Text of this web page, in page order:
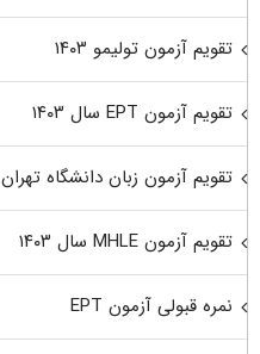
تقویم آزمون تولیمو ۱۴۰۳
تقویم آزمون EPT سال ۱۴۰۳
تقویم آزمون زبان دانشگاه تهران ۱۴۰۳
تقویم آزمون MHLE سال ۱۴۰۳
نمره قبولی آزمون EPT